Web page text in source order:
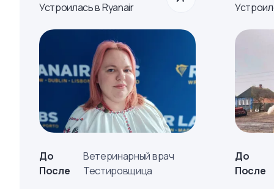
Устроилась в Ryanair
До
Ветеринарный врач
После
Тестировщица
До
После